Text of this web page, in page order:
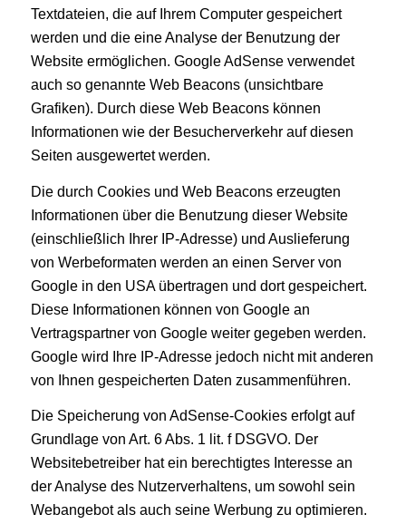
Textdateien, die auf Ihrem Computer gespeichert
werden und die eine Analyse der Benutzung der
Website ermöglichen. Google AdSense verwendet
auch so genannte Web Beacons (unsichtbare
Grafiken). Durch diese Web Beacons können
Informationen wie der Besucherverkehr auf diesen
Seiten ausgewertet werden.
Die durch Cookies und Web Beacons erzeugten
Informationen über die Benutzung dieser Website
(einschließlich Ihrer IP-Adresse) und Auslieferung
von Werbeformaten werden an einen Server von
Google in den USA übertragen und dort gespeichert.
Diese Informationen können von Google an
Vertragspartner von Google weiter gegeben werden.
Google wird Ihre IP-Adresse jedoch nicht mit anderen
von Ihnen gespeicherten Daten zusammenführen.
Die Speicherung von AdSense-Cookies erfolgt auf
Grundlage von Art. 6 Abs. 1 lit. f DSGVO. Der
Websitebetreiber hat ein berechtigtes Interesse an
der Analyse des Nutzerverhaltens, um sowohl sein
Webangebot als auch seine Werbung zu optimieren.